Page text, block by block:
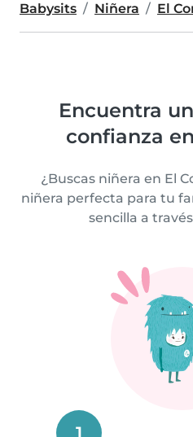
Babysits Niñera El
Encuentra
confianza
¿Buscas niñera en El
niñera perfecta para tu
sencilla a